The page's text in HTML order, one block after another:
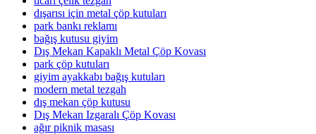
dışarısı için metal çöp kutuları
park bankı reklamı
bağış kutusu giyim
Dış Mekan Kapaklı Metal Çöp Kovası
park çöp kutuları
giyim ayakkabı bağış kutuları
modern metal tezgah
dış mekan çöp kutusu
Dış Mekan Izgaralı Çöp Kovası
ağır piknik masası